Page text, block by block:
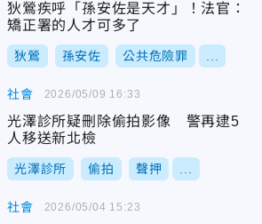
狄鶯疾呼「孫安佐是天才」！法官：
矯正署的人才可多了
狄鶯 孫安佐 公共危險罪
社會
光澤診所疑刪除偷拍影像 警再逮5
人移送新北檢
光澤診所 偷拍 聲押
2026/05/09 16:33
社會 2026/05/04 15:23